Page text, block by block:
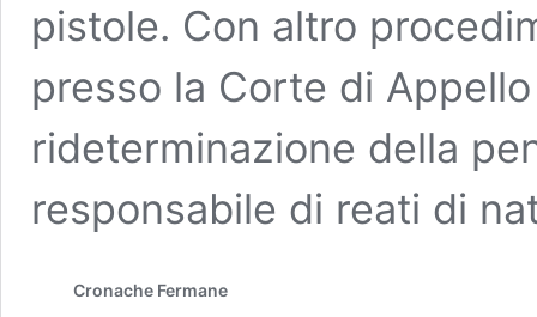
pistole. Con altro
presso la Corte di
rideterminazione della
responsabile di reati di
Cronache Fermane